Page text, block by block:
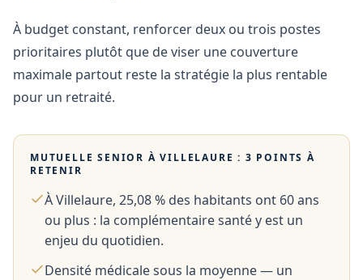
À budget constant, renforcer deux ou trois postes
prioritaires plutôt que de viser une couverture
maximale partout reste la stratégie la plus rentable
pour un retraité.
MUTUELLE SENIOR ÀVILLELAURE : 3 POINTS À
RETENIR
À Villelaure, 25,08 % des habitants ont 60 ans
ou plus : la complémentaire santé y est un
enjeu du quotidien.
Densité médicale sous la moyenne — un